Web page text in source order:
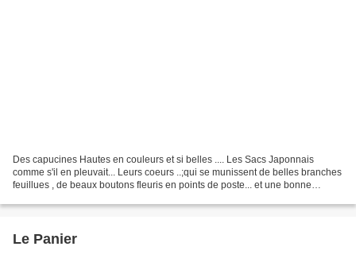
Des capucines Hautes en couleurs et si belles .... Les Sacs Japonnais
comme s'il en pleuvait... Leurs coeurs ..;qui se munissent de belles branches
feuillues , de beaux boutons fleuris en points de poste... et une bonne
Le Panier